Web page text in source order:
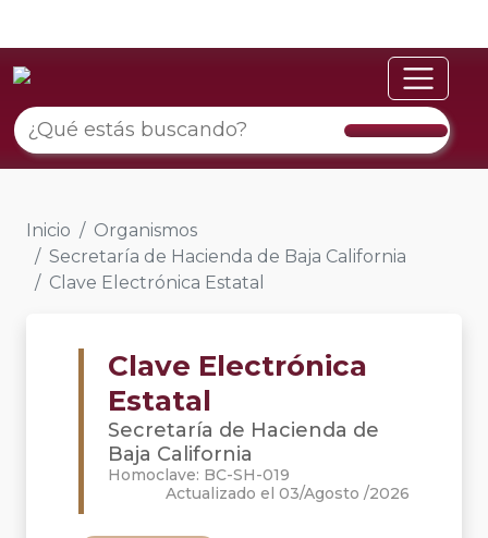
Inicio
Organismos
Secretaría de Hacienda de Baja California
Clave Electrónica Estatal
Clave Electrónica
Estatal
Secretaría de Hacienda de
Baja California
Homoclave: BC-SH-019
Actualizado el 03/Agosto /2026